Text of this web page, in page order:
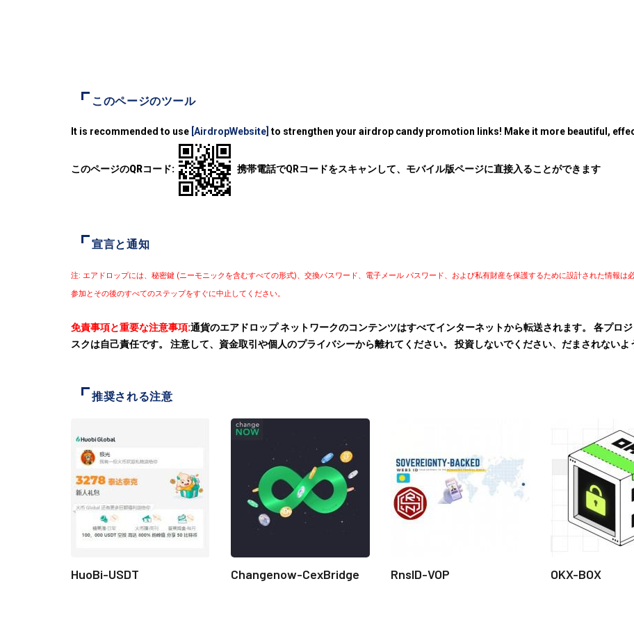
このページのツール
It is recommended to use [AirdropWebsite] to strengthen your airdrop candy promotion links! Make it more beautiful,
このページのQRコード: 携帯電話でQRコードをスキャンして、モバイル版ページに直接入ることができます
宣言と通知
注: エアドロップには、秘密鍵 (ニーモニックを含むすべての形式)、交換パスワード、電子メール パスワード、および私有財産を保護するために設計された情報
参加とその後のすべてのステップをすぐに中止してください。
免責事項と重要な注意事項:通貨のエアドロップ ネットワークのコンテンツはすべてインターネットから転送されます。 各プロ
スクは自己責任です。 注意して、資金取引や個人のプライバシーから離れてください。 投資しないでください、だまされないよ
推奨される注意
HuoBi-USDT Changenow-CexBridge RnsID-VOP OKX-BOX